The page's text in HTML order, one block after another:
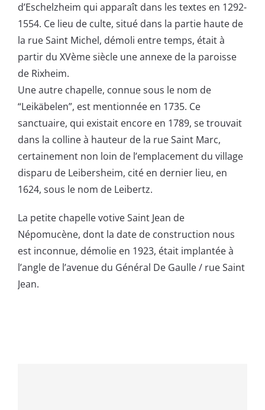
d’Eschelzheim qui apparaît dans les textes en 1292-
1554. Ce lieu de culte, situé dans la partie haute de
la rue Saint Michel, démoli entre temps, était à
partir du XVème siècle une annexe de la paroisse
de Rixheim.
Une autre chapelle, connue sous le nom de
“Leikäbelen”, est mentionnée en 1735. Ce
sanctuaire, qui existait encore en 1789, se trouvait
dans la colline à hauteur de la rue Saint Marc,
certainement non loin de l’emplacement du village
disparu de Leibersheim, cité en dernier lieu, en
1624, sous le nom de Leibertz.
La petite chapelle votive Saint Jean de
Népomucène, dont la date de construction nous
est inconnue, démolie en 1923, était implantée à
l’angle de l’avenue du Général De Gaulle / rue Saint
Jean.